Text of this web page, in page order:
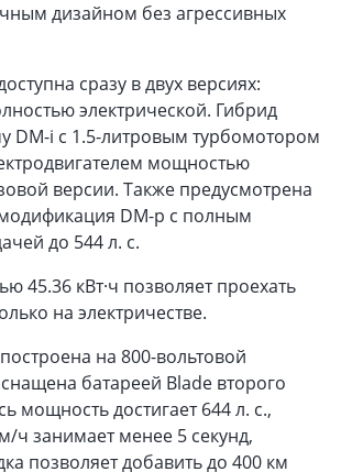
дизайном без агрессивных
сразу в двух версиях:
электрической. Гибрид
DM-i с 1.5-литровым турбомотором
мощностью
версии. Также предусмотрена
DM-p с полным
до 544 л. с.
45.36 кВт·ч позволяет проехать
на электричестве.
на 800-вольтовой
батареей Blade второго
мощность достигает 644 л. с.,
ч занимает менее 5 секунд,
позволяет добавить до 400 км